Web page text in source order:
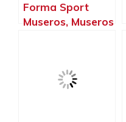
Forma Sport
Museros, Museros